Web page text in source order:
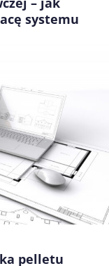
systemu
pelletu